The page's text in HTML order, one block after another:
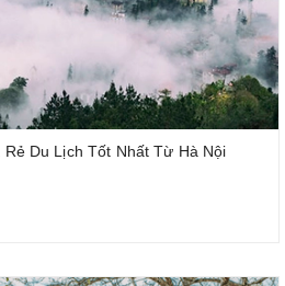
Du Lịch Tốt Nhất Từ Hà Nội